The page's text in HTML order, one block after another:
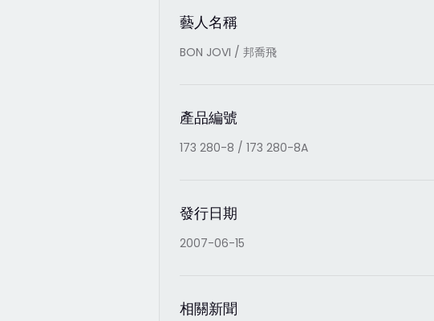
藝人名稱
BON JOVI / 邦喬飛
產品編號
173 280-8 / 173 280-8A
發行日期
2007-06-15
相關新聞